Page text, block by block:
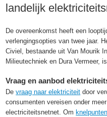
landelijk
De overeenkomst heeft een
verlengingsopties van twee jaar.
Civiel, bestaande uit Van Mourik
Milieutechniek en Dura Vermeer,
Vraag en aanbod
Devraag naar elektriciteit door
consumenten vereisen onder
electriciteitsnetnet. Om knelpunten